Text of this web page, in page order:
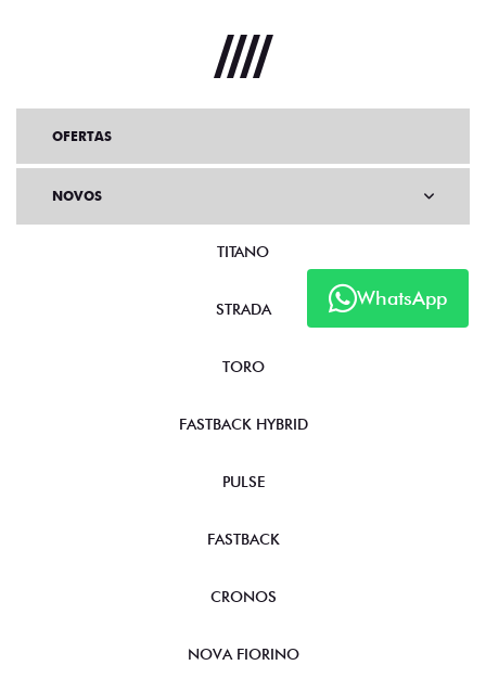
WhatsApp
OFERTAS
NOVOS
TITANO
STRADA
TORO
FASTBACK HYBRID
PULSE
FASTBACK
CRONOS
NOVA FIORINO